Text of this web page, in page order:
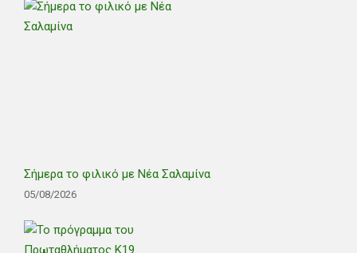
Σήμερα το φιλικό με Νέα Σαλαμίνα
05/08/2026